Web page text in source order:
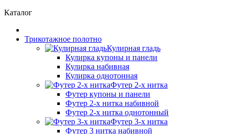
Каталог
Трикотажное полотно
Кулирная гладь
Кулирка купоны и панели
Кулирка набивная
Кулирка однотонная
Футер 2-х нитка
Футер купоны и панели
Футер 2-х нитка набивной
Футер 2-х нитка однотонный
Футер 3-х нитка
Футер 3 нитка набивной